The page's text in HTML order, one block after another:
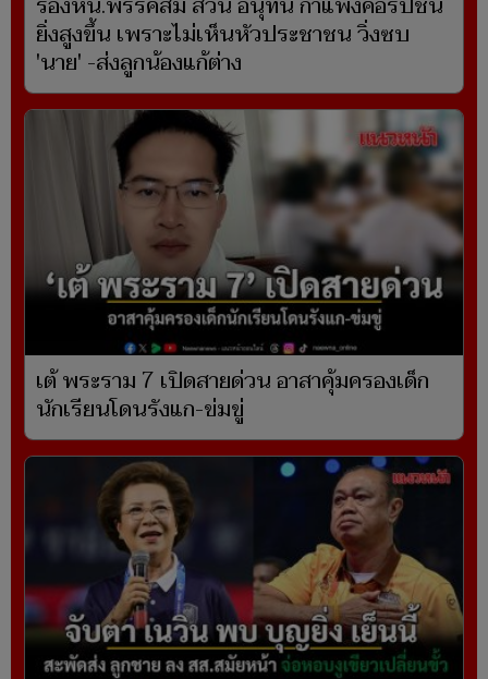
ยิ่งสูงขึ้น เพราะไม่เห็นหัวประชาชน วิ่งซบ
'นาย' -ส่งลูกน้องแก้ต่าง
เต้ พระราม 7 เปิดสายด่วน อาสาคุ้มครองเด็ก
นักเรียนโดนรังแก-ข่มขู่